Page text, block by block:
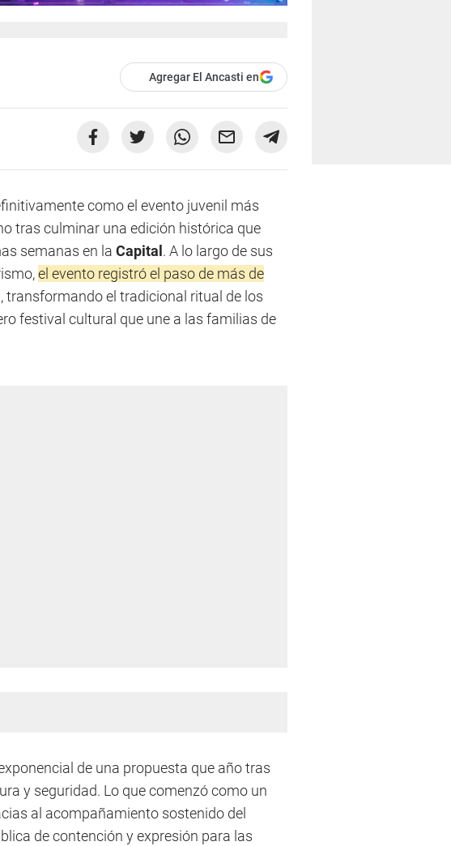
Agregar El Ancasti en
como el evento juvenil más
tras culminar una edición histórica que
semanas en la Capital . A lo largo de sus
el evento registró el paso de más de
l, transformando el tradicional ritual de los
festival cultural que une a las familias de
de una propuesta que año tras
y seguridad. Lo que comenzó como un
al acompañamiento sostenido del
de contención y expresión para las